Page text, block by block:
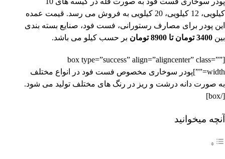
کیلویی، 12 کیلویی، 20 کیلویی به فروش می رسد. قیمت عمده
این پودر برای مصارف رستورانی، فست فود، صنایع بسته بندی
بین 3400 تومان تا 8900 تومان بر حسب کیلو می باشد.
[box type=”success” align=”aligncenter” class=””
width=””]پودر سوخاری مخصوص فست فود در انواع مختلف
به صورت دانه درشت و ریز در رنگ های مختلف تولید می شود.
[/box]
آنچه میخوانید